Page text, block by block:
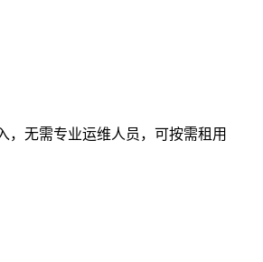
，无需专业运维人员，可按需租用